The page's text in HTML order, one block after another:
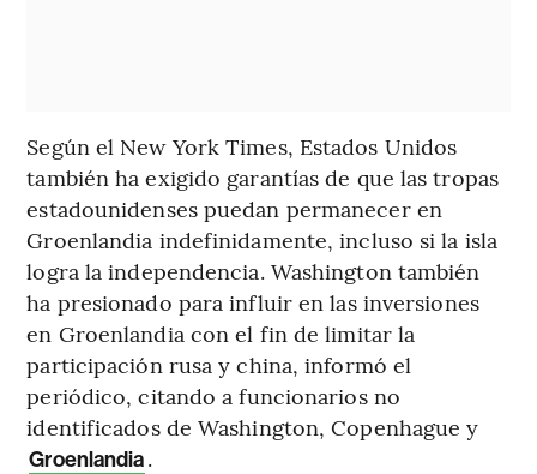
Según el New York Times, Estados Unidos
también ha exigido garantías de que las tropas
estadounidenses puedan permanecer en
Groenlandia indefinidamente, incluso si la isla
logra la independencia. Washington también
ha presionado para influir en las inversiones
en Groenlandia con el fin de limitar la
participación rusa y china, informó el
periódico, citando a funcionarios no
identificados de Washington, Copenhague y
Groenlandia.